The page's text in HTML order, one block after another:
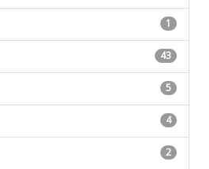
1
43
5
4
2